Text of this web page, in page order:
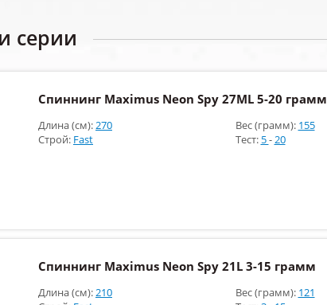
серии
Спиннинг Maximus Neon Spy 27ML 5-20 грамм
Длина (см):270
Строй: Fast
Вес (грамм): 155
Тест: 5-20
Спиннинг Maximus Neon Spy 21L 3-15 грамм
Длина (см):210
Вес (грамм): 121